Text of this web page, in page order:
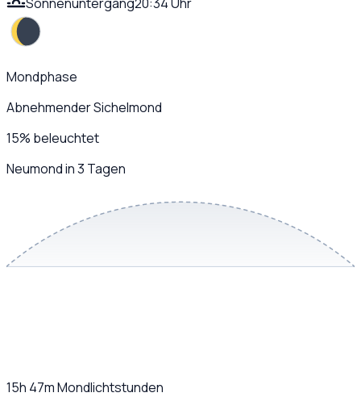
Mondphase
Abnehmender Sichelmond
15% beleuchtet
Neumond in 3 Tagen
15h 47mMondlichtstunden